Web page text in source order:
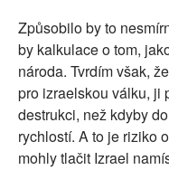
Způsobilo by to
by kalkulace o tom,
národa. Tvrdím však,
pro izraelskou válku, ji
destrukci, než kdyby
rychlostí. A to je riziko
mohly tlačit Izrael